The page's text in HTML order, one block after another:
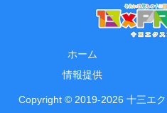
ホーム
情報提供
Copyright © 2019-2026 十三エ